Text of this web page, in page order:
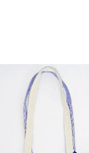
ョン
ート